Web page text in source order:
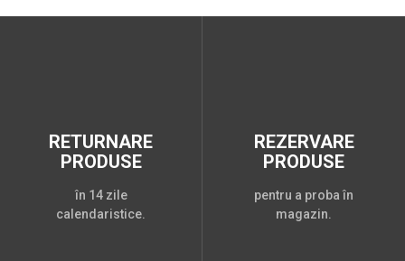
RETURNARE
PRODUSE
în 14 zile
calendaristice.
REZERVARE
PRODUSE
pentru a proba în
magazin.